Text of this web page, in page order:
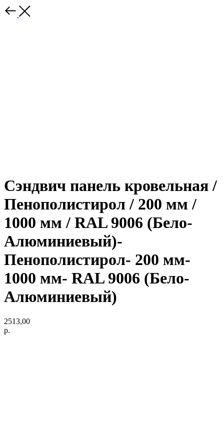
Сэндвич панель кровельная /
Пенополистирол / 200 мм /
1000 мм / RAL 9006 (Бело-
Алюминиевый)-
Пенополистирол- 200 мм-
1000 мм- RAL 9006 (Бело-
Алюминиевый)
2513,00
р.